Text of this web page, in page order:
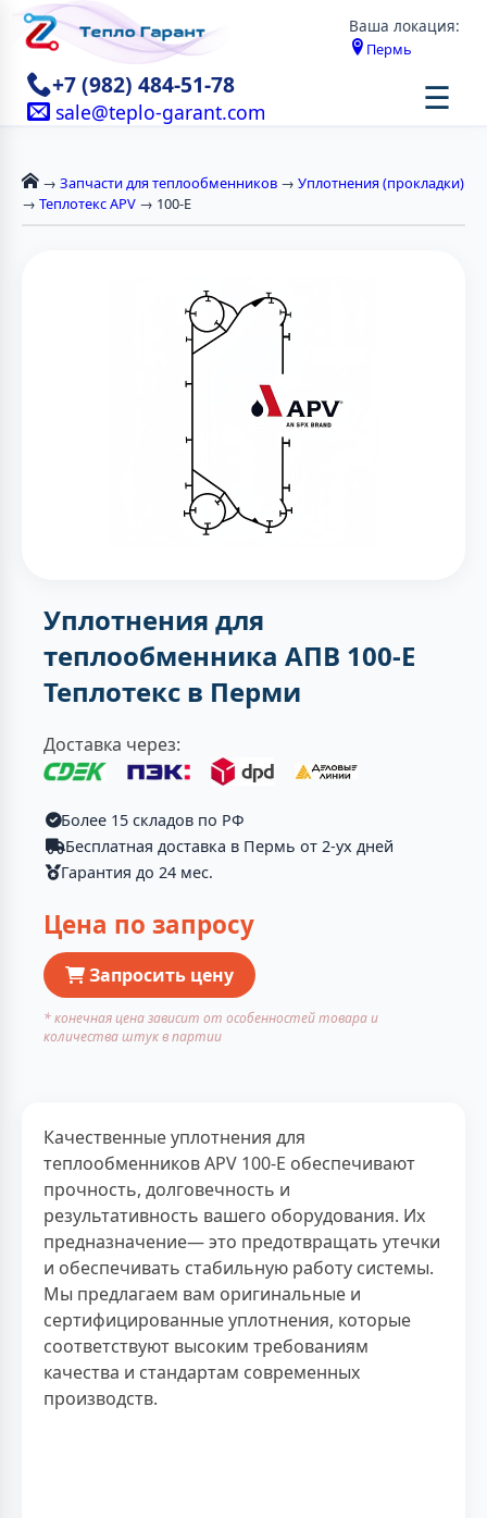
Ваша локация:
Пермь
+7 (982) 484-51-78
sale@teplo-garant.com ☰
→ Запчасти для теплообменников → Уплотнения (прокладки)
→ Теплотекс APV → 100-E
Уплотнения для
теплообменника АПВ 100-E
Теплотекc в Перми
Доставка через:
Более 15 складов по РФ
Бесплатная доставка в Пермь от 2-ух дней
Гарантия до 24 мес.
Цена по запросу
Запросить цену
* конечная цена зависит от особенностей товара и
количества штук в партии
Качественные уплотнения для
теплообменников APV 100-E обеспечивают
прочность, долговечность и
результативность вашего оборудования. Их
предназначение— это предотвращать утечки
и обеспечивать стабильную работу системы.
Мы предлагаем вам оригинальные и
сертифицированные уплотнения, которые
соответствуют высоким требованиям
качества и стандартам современных
производств.